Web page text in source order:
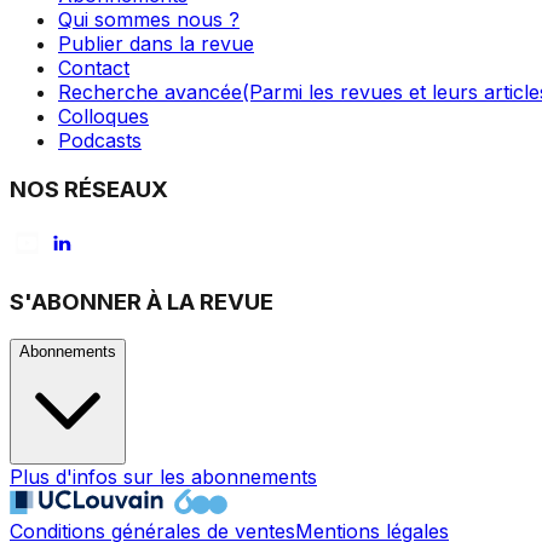
Qui sommes nous ?
Publier dans la revue
Contact
Recherche avancée(Parmi les revues et leurs
Colloques
Podcasts
NOS RÉSEAUX
S'ABONNER À LA REVUE
Abonnements
Plus d'infos sur les abonnements
Conditions générales de ventesMentions légales